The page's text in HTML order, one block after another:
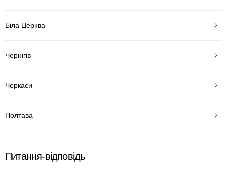
Біла Церква
Чернігів
Черкаси
Полтава
Питання-відповідь